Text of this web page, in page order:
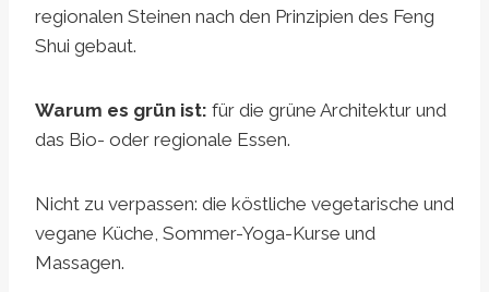
regionalen Steinen nach den Prinzipien des Feng
Shui gebaut.
Warum es grün ist: für die grüne Architektur und
das Bio- oder regionale Essen.
Nicht zu verpassen: die köstliche vegetarische und
vegane Küche, Sommer-Yoga-Kurse und
Massagen.